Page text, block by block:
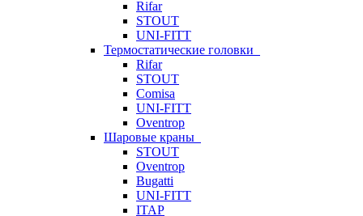
Rifar
STOUT
UNI-FITT
Термостатические головки
Rifar
STOUT
Comisa
UNI-FITT
Oventrop
Шаровые краны
STOUT
Oventrop
Bugatti
UNI-FITT
ITAP